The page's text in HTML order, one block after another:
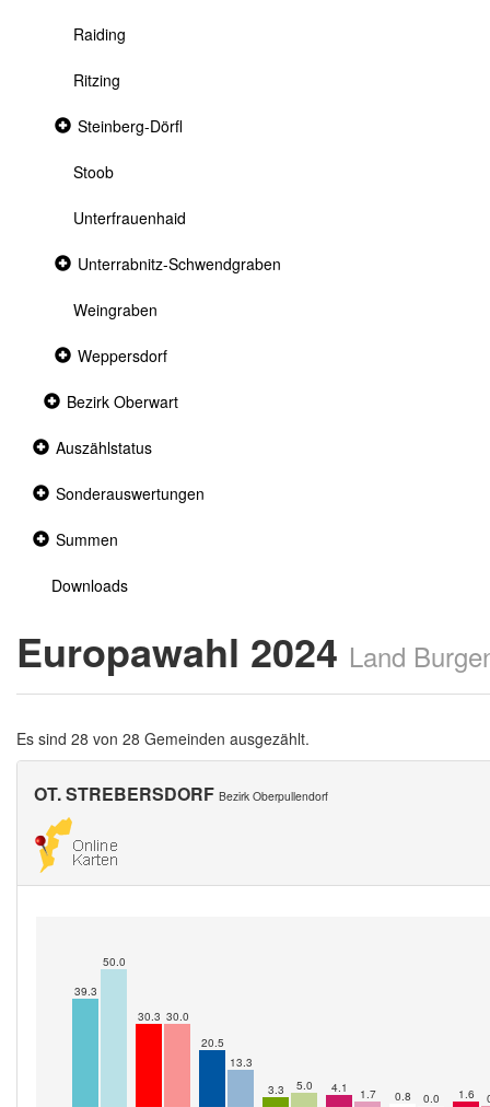
Raiding
Ritzing
Collapsed
Steinberg-Dörfl
Stoob
Unterfrauenhaid
Collapsed
Unterrabnitz-Schwendgraben
Weingraben
Collapsed
section
Weppersdorf
Collapsed
Bezirk Oberwart
Collapsed
Auszählstatus
Collapsed
Sonderauswertungen
Collapsed
Summen
Downloads
Europawahl 2024 Land
Es sind 28 von 28 Gemeinden ausgezählt.
OT. STREBERSDORF Bezirk Oberpullendorf
39.3
50.0
30.3 30.0
20.5
13.3
3.3 5.0 4.1 1.7 0.8 0.0 1.6